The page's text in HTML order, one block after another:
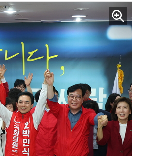
동계·소상공인 이의 모두 기각
9
李대통령, '1390조 협력' 안고 지구
한 바퀴…귀국 직후 부동산·증시 점
검
10 [하반기 업무보고]산업부, 1600조
메가프로젝트 속도전…'산업자원안
보기금' 신설해 공급망 사수